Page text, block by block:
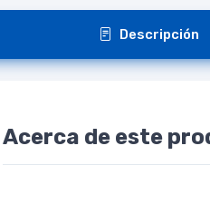
Descripción
Acerca de este